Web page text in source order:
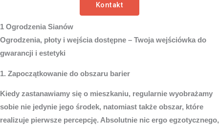
Kontakt
1 Ogrodzenia Sianów
Ogrodzenia, płoty i wejścia dostępne – Twoja wejściówka do
gwarancji i estetyki
1. Zapoczątkowanie do obszaru barier
Kiedy zastanawiamy się o mieszkaniu, regularnie wyobrażamy
sobie nie jedynie jego środek, natomiast także obszar, które
realizuje pierwsze percepcję. Absolutnie nic ergo egzotycznego,